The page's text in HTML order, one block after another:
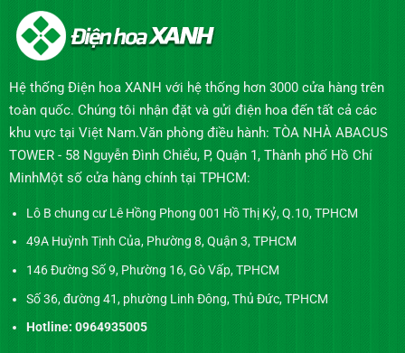
Hệ thống Điện hoa XANH với hệ thống hơn 3000 cửa hàng trên
toàn quốc. Chúng tôi nhận đặt và gửi điện hoa đến tất cả các
khu vực tại Việt Nam.Văn phòng điều hành: TÒA NHÀ ABACUS
TOWER - 58 Nguyễn Đình Chiểu, P, Quận 1, Thành phố Hồ Chí
MinhMột số cửa hàng chính tại TPHCM:
Lô B chung cư Lê Hồng Phong 001 Hồ Thị Kỷ, Q.10, TPHCM
49A Huỳnh Tịnh Của, Phường 8, Quận 3, TPHCM
146 Đường Số 9, Phường 16, Gò Vấp, TPHCM
Số 36, đường 41, phường Linh Đông, Thủ Đức, TPHCM
Hotline: 0964935005